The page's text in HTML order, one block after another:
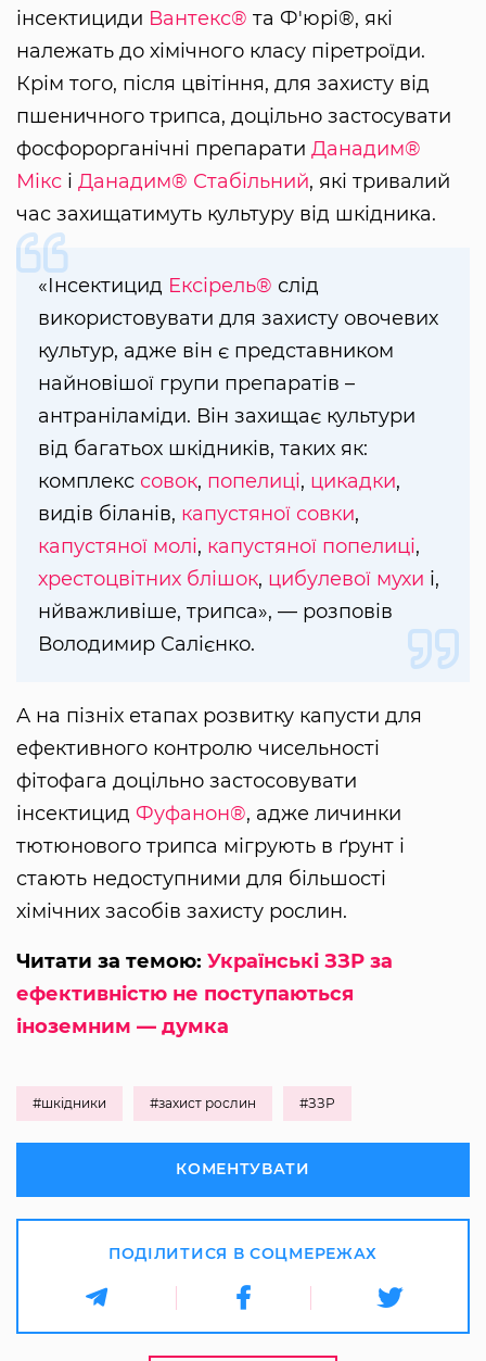
інсектициди Вантекс® та Ф'юрі®, які
належать до хімічного класу піретроїди.
Крім того, після цвітіння, для захисту від
пшеничного трипса, доцільно застосувати
фосфорорганічні препарати Данадим®
Мікс і Данадим® Стабільний, які тривалий
час захищатимуть культуру від шкідника.
«Інсектицид Ексірель® слід
використовувати для захисту овочевих
культур, адже він є представником
найновішої групи препаратів –
антраніламіди. Він захищає культури
від багатьох шкідників, таких як:
комплекс совок, попелиці, цикадки,
видів біланів, капустяної совки,
капустяної молі, капустяної попелиці,
хрестоцвітних блішок, цибулевої мухи і,
нйважливіше, трипса», — розповів
Володимир Салієнко.
А на пізніх етапах розвитку капусти для
ефективного контролю чисельності
фітофага доцільно застосовувати
інсектицид Фуфанон®, адже личинки
тютюнового трипса мігрують в ґрунт і
стають недоступними для більшості
хімічних засобів захисту рослин.
Читати за темою: Українські ЗЗР за
ефективністю не поступаються
іноземним — думка
#шкідники #захист рослин #ЗЗР
КОМЕНТУВАТИ
ПОДІЛИТИСЯ В СОЦМЕРЕЖАХ